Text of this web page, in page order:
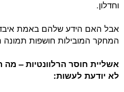
וחדלון.
אבל האם הידע שלהם באמת איבד
המחקר המובילות חושפות תמונה
אשליית חוסר הרלוונטיות – מה
לא יודעת לעשות: